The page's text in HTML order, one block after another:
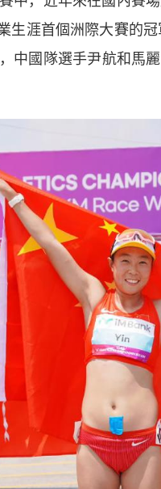
生涯首個洲際大賽的
中國隊選手尹航和馬